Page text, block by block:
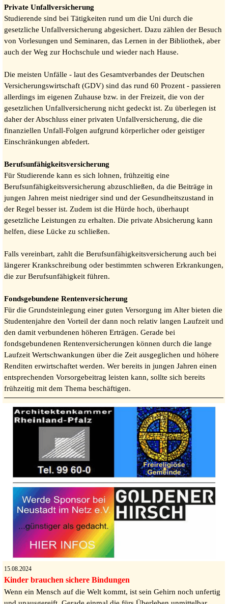
Private Unfallversicherung
Studierende sind bei Tätigkeiten rund um die Uni durch die
gesetzliche Unfallversicherung abgesichert. Dazu zählen der Besuch
von Vorlesungen und Seminaren, das Lernen in der Bibliothek, aber
auch der Weg zur Hochschule und wieder nach Hause.
Die meisten Unfälle - laut des Gesamtverbandes der Deutschen
Versicherungswirtschaft (GDV) sind das rund 60 Prozent - passieren
allerdings im eigenen Zuhause bzw. in der Freizeit, die von der
gesetzlichen Unfallversicherung nicht gedeckt ist. Zu überlegen ist
daher der Abschluss einer privaten Unfallversicherung, die die
finanziellen Unfall-Folgen aufgrund körperlicher oder geistiger
Einschränkungen abfedert.
Berufsunfähigkeitsversicherung
Für Studierende kann es sich lohnen, frühzeitig eine
Berufsunfähigkeitsversicherung abzuschließen, da die Beiträge in
jungen Jahren meist niedriger sind und der Gesundheitszustand in
der Regel besser ist. Zudem ist die Hürde hoch, überhaupt
gesetzliche Leistungen zu erhalten. Die private Absicherung kann
helfen, diese Lücke zu schließen.
Falls vereinbart, zahlt die Berufsunfähigkeitsversicherung auch bei
längerer Krankschreibung oder bestimmten schweren Erkrankungen,
die zur Berufsunfähigkeit führen.
Fondsgebundene Rentenversicherung
Für die Grundsteinlegung einer guten Versorgung im Alter bieten die
Studentenjahre den Vorteil der dann noch relativ langen Laufzeit und
den damit verbundenen höheren Erträgen. Gerade bei
fondsgebundenen Rentenversicherungen können durch die lange
Laufzeit Wertschwankungen über die Zeit ausgeglichen und höhere
Renditen erwirtschaftet werden. Wer bereits in jungen Jahren einen
entsprechenden Vorsorgebeitrag leisten kann, sollte sich bereits
frühzeitig mit dem Thema beschäftigen.
15.08.2024
Kinder brauchen sichere Bindungen
Wenn ein Mensch auf die Welt kommt, ist sein Gehirn noch unfertig